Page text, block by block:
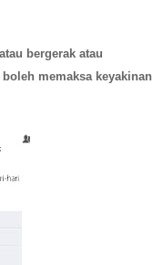
bergerak atau
memaksa keyakinan